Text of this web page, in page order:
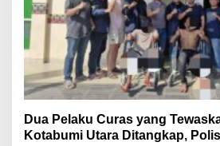
Dua Pelaku Curas yang
Kotabumi Utara Ditangkap,